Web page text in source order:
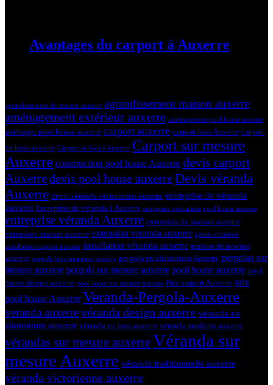
Avantages du carport à Auxerre
agrandissement de maison auxerre agrandissement maison auxerre
aménagement extérieur auxerre aménagement pool house auxerre
aménager pool house auxerre carport auxerre carport bois Auxerre carport
en bois auxerre Carport en bois à Auxerre Carport sur mesure
Auxerre construction pool house Auxerre devis carport
Auxerredevis pool house auxerreDevis véranda
Auxerre devis véranda victorienne auxerre entreprise de véranda
auxerre Entreprise de véranda à Auxerre entreprise spécialisée pool house auxerre
entreprise véranda Auxerre extension de maison auxerre
extension maison auxerre extension veranda auxerre géniès créations
installation carport auxerre installation véranda auxerre maison de piscine
auxerre pergola bioclimatique auxerre pergola en aluminium Auxerre pergolas sur
mesure auxerre pergola sur mesure auxerre pool house auxerre pool
house design auxerre pool house sur mesure auxerre Prix carport Auxerre prix
pool house Auxerre Veranda-Pergola-Auxerre
veranda auxerrevéranda design auxerre véranda en
aluminium auxerre véranda en bois auxerre véranda moderne auxerre
vérandas sur mesure auxerreVéranda sur
mesure Auxerre véranda traditionnelle auxerre
véranda victorienne auxerre